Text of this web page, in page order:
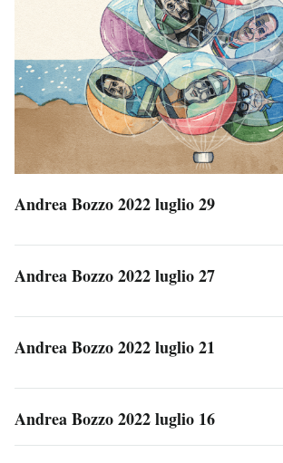
Andrea Bozzo 2022 luglio 29
Andrea Bozzo 2022 luglio 27
Andrea Bozzo 2022 luglio 21
Andrea Bozzo 2022 luglio 16